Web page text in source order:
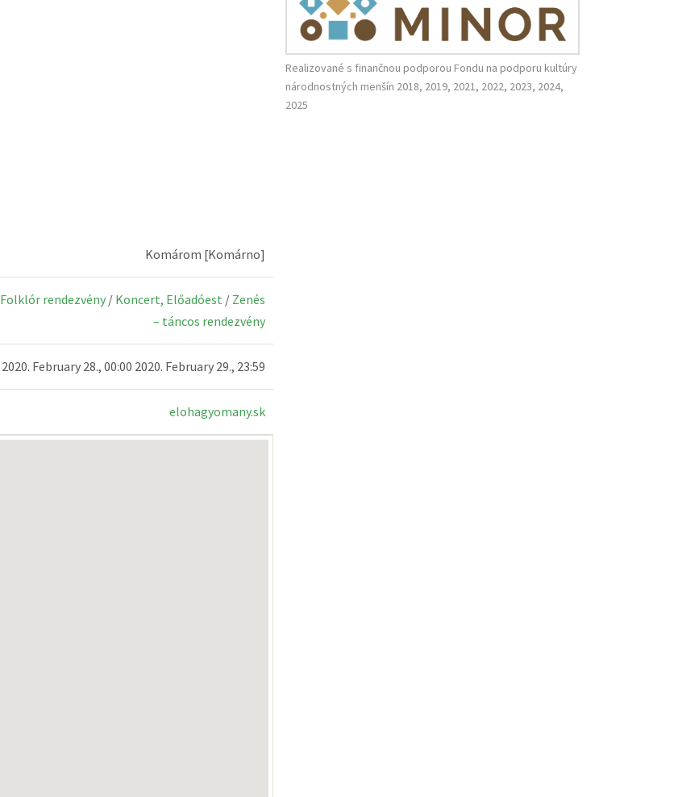
Komárom [Komárno]
Folklór rendezvény / Koncert, Előadóest / Zenés
– táncos rendezvény
2020. February 28., 00:00 2020. February 29., 23:59
elohagyomany.sk
Realizované s finančnou podporou Fondu na podporu kultúry
národnostných menšín 2018, 2019, 2021, 2022, 2023, 2024,
2025